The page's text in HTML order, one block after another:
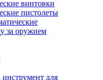
винтовки
пистолеты
за оружием
для